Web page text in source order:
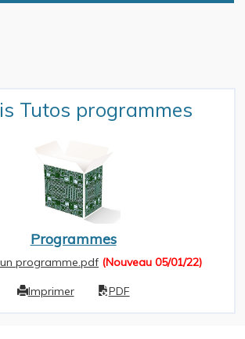
Tutos programmes
Programmes
programme.pdf (Nouveau 05/01/22)
Imprimer PDF